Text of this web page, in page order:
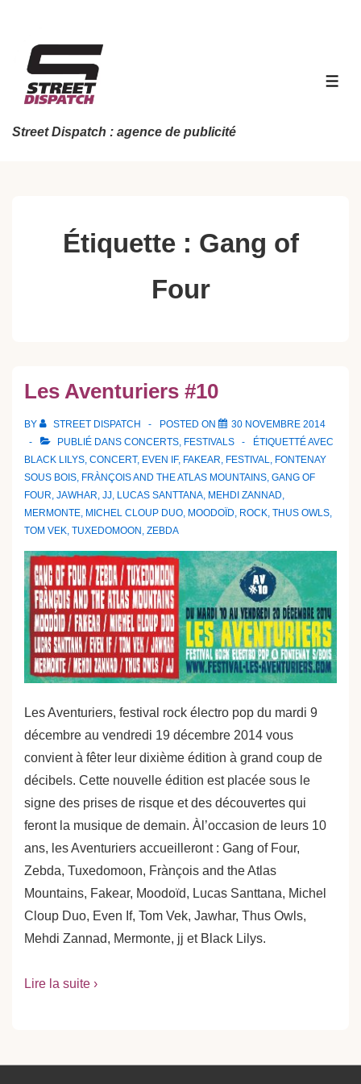
contenu
principal
Street Dispatch : agence de publicité
Étiquette : Gang of
Four
Les Aventuriers #10
BY STREET DISPATCH POSTED ON
30 NOVEMBRE 2014
PUBLIÉ DANS CONCERTS, FESTIVALS
ÉTIQUETTÉ AVEC
BLACK LILYS, CONCERT, EVEN IF, FAKEAR, FESTIVAL, FONTENAY
SOUS BOIS, FRÀNÇOIS AND THE ATLAS MOUNTAINS, GANG OF
FOUR, JAWHAR, JJ, LUCAS SANTTANA, MEHDI ZANNAD,
MERMONTE, MICHEL CLOUP DUO, MOODOÏD, ROCK, THUS OWLS,
TOM VEK, TUXEDOMOON , ZEBDA
Les Aventuriers, festival rock électro pop du mardi 9
décembre au vendredi 19 décembre 2014 vous
convient à fêter leur dixième édition à grand coup de
décibels. Cette nouvelle édition est placée sous le
signe des prises de risque et des découvertes qui
feront la musique de demain. Àl’occasion de leurs 10
ans, les Aventuriers accueilleront : Gang of Four,
Zebda, Tuxedomoon, Frànçois and the Atlas
Mountains, Fakear, Moodoïd, Lucas Santtana, Michel
Cloup Duo, Even If, Tom Vek, Jawhar, Thus Owls,
Mehdi Zannad, Mermonte, jj et Black Lilys.
Lire la suite ›